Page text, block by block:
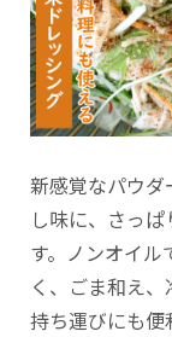
新感覚なパウ
し味に、さっ
す。ノンオイ
く、ごま和え、
持ち運びにも